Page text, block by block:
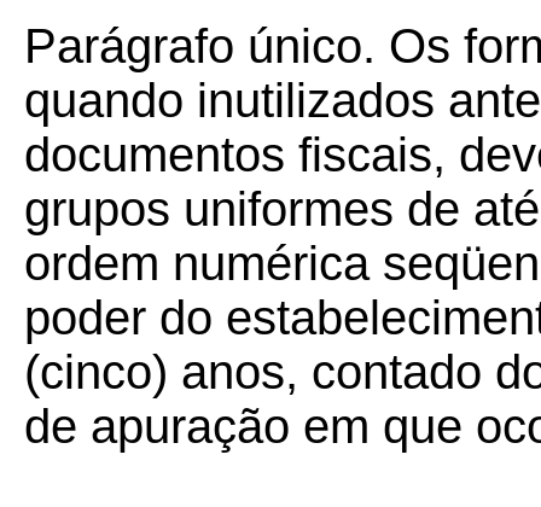
Parágrafo único. Os
quando inutilizados
documentos fiscais,
grupos uniformes de
ordem numérica
poder do
(cinco) anos, contado
de apuração em que